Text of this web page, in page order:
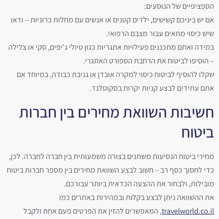
הספציפיים של הנוסעים:
אם יש ביניכם קשישים, ילדים קטנים או אנשים עם מחלות כרוניות – ודאו
שיש כיסוי מתאים עבור מצבם הרפואי.
במידה ואתם מתכננים פעילויות אתגריות כגון טיולי ג'יפים, סקי או צלילה
– הוסיפו לביטוח את הרחבת הספורט האתגרי.
שקלו להוסיף לביטוח כיסוי למקרה אובדן או גניבת כבודה, במיוחד אם
אתם עתידים לבצע קניות יקרות בסקוטלנד.
חשיבות השוואת מחירים בין חברות
ביטוח
מחירי ביטוח הנסיעות משתנים בצורה משמעותית בין חברה לחברה. לכן,
כדי לחסוך כסף רב – חשוב לבצע השוואת מחירים בין מספר חברות ביטוח
מובילות, ולבחור את ההצעה הכדאית ביותר עבורכם.
את ההשוואה ניתן לבצע בקלות ובמהירות באתרים כמו
travelworld.co.il, המאפשרים להזין את הפרטים פעם אחת ולקבל